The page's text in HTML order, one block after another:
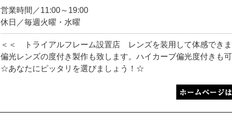
営業時間／11:00～19:00
休日／毎週火曜・水曜
＜＜ トライアルフレーム設置店 レンズを装用して体感でき
偏光レンズの度付き製作も致します。ハイカーブ偏光度付きも可
☆あなたにピッタリを選びましょう！☆